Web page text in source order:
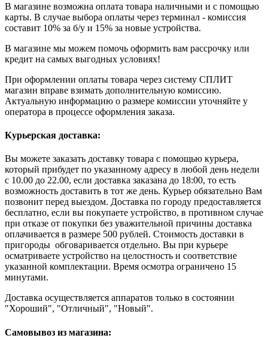
В магазине возможна оплата товара наличными и с помощью
карты. В случае выбора оплаты через терминал - комиссия
составит 10% за б/у и 15% за новые устройства.
В магазине мы можем помочь оформить вам рассрочку или
кредит на самых выгодных условиях!
При оформлении оплаты товара через систему СПЛИТ
магазин вправе взимать дополнительную комиссию.
Актуальную информацию о размере комиссии уточняйте у
оператора в процессе оформления заказа.
Курьерская доставка:
Вы можете заказать доставку товара с помощью курьера,
который прибудет по указанному адресу в любой день недели
с 10.00 до 22.00, если доставка заказана до 18:00, то есть
возможность доставить в тот же день. Курьер обязательно Вам
позвонит перед выездом. Доставка по городу предоставляется
бесплатно, если вы покупаете устройство, в противном случае
при отказе от покупки без уважительной причины доставка
оплачивается в размере 500 рублей. Стоимость доставки в
пригороды обговаривается отдельно. Вы при курьере
осматриваете устройство на целостность и соответствие
указанной комплектации. Время осмотра ограничено 15
минутами.
Доставка осуществляется аппаратов только в состоянии
"Хороший", "Отличный", "Новый".
Самовывоз из магазина: